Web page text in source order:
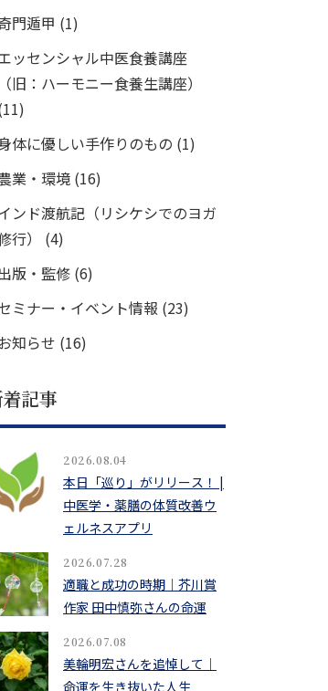
門遁甲 (1)
ッセンシャル中医食養講座
（旧：ハーモニー食養生講座）
体に優しい手作りのもの (1)
業・環境 (16)
ンド渡航記（リシケシでのヨガ
行）
(4)
版・監修 (6)
ミナー・イベント情報 (23)
知らせ (16)
記事
2026.08.04
本日「巡り」がリリース！ |
中医学・薬膳の体質改善ウ
ェルネスアプリ
2026.07.28
適職と成功の時期｜芥川賞
作家 田中慎弥さんの命運
2026.07.08
美輪明宏さんを追悼して｜
命運を生き抜いた人生